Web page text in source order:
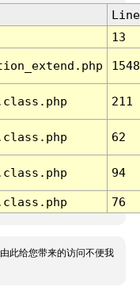
Line
13
1548
211
62
94
76
此给您带来的访问不便我